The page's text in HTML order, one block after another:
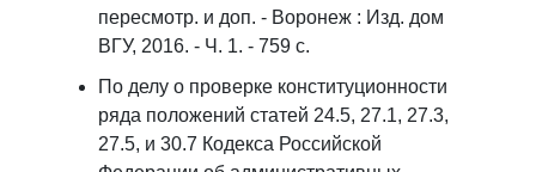
пересмотр. и доп. - Воронеж : Изд. дом
ВГУ, 2016. - Ч. 1. - 759 с.
По делу о проверке конституционности
ряда положений статей 24.5, 27.1, 27.3,
27.5, и 30.7 Кодекса Российской